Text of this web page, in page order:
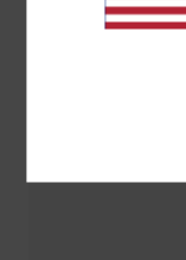
Confort